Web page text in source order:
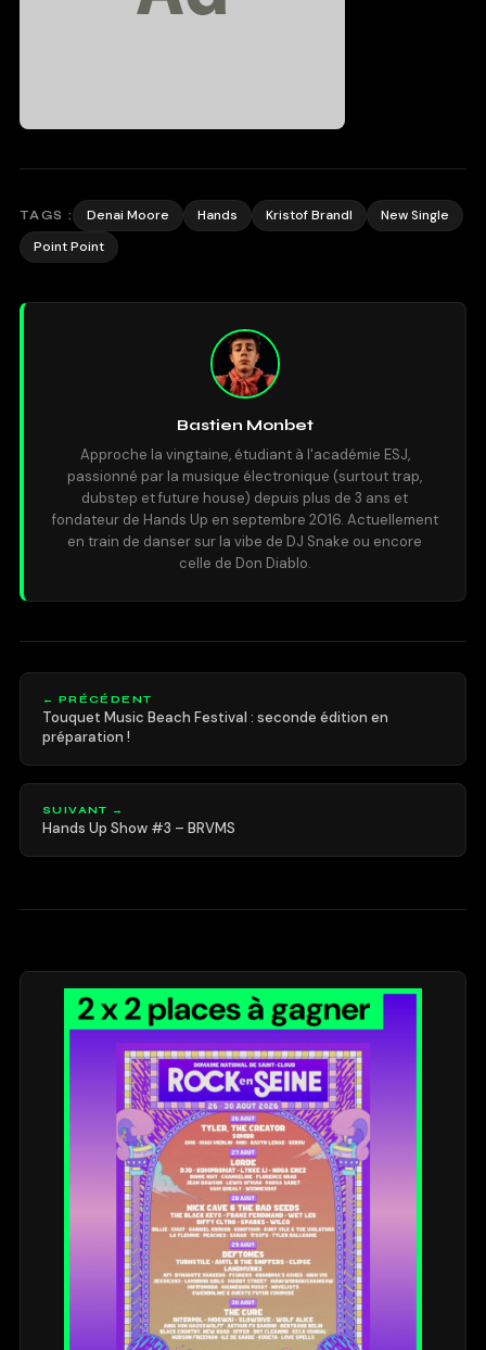
TAGS : Denai Moore Hands Kristof Brandl
New Single
Point Point
Bastien Monbet
Approche la vingtaine, étudiant à l'académie ESJ,
passionné par la musique électronique (surtout trap,
dubstep et future house) depuis plus de 3 ans et
fondateur de Hands Up en septembre 2016. Actuellement
en train de danser sur la vibe de DJ Snake ou encore
celle de Don Diablo.
← PRÉCÉDENT
Touquet Music Beach Festival : seconde édition en
préparation !
SUIVANT →
Hands Up Show #3 – BRVMS